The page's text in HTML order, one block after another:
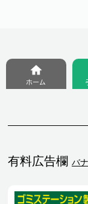
有料広告欄 バ
ホーム